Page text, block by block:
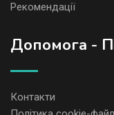
Рекомендації
Допомога -
Контакти